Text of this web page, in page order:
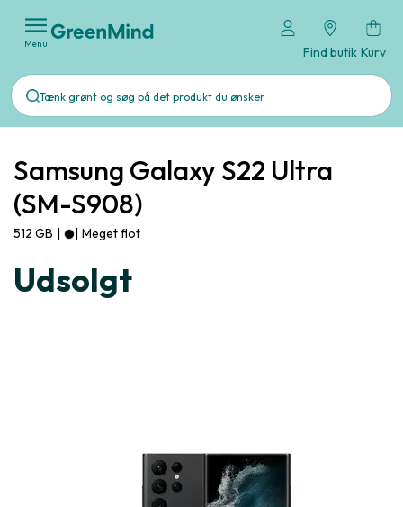
Menu
Find butik Kurv
Samsung Galaxy S22 Ultra
(SM-S908)
512 GB | | Meget flot
Udsolgt